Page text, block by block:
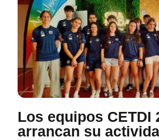
Los equipos CETDI
arrancan su